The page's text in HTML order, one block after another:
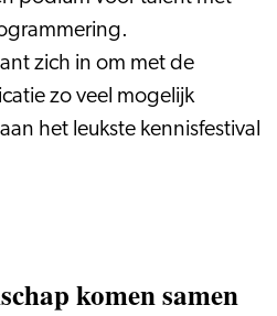
zich in om met de
zo veel mogelijk
het leukste kennisfestival
komen samen